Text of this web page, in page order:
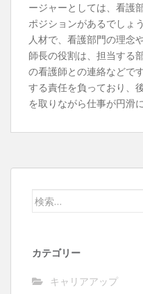
ージャーとしては、看護
ポジションがあるでしょ
人材で、看護部門の理念
師長の役割は、担当する
の看護師との連絡などで
する責任を負っており、
を取りながら仕事が円滑
検
カテゴリー
キャリアアップ